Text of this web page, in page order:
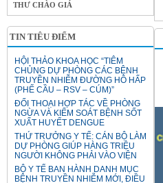
THƯ CHÀO GIÁ
TIN TIÊU ĐIỂM
HỘI THẢO KHOA HỌC “TIÊM
CHỦNG DỰ PHÒNG CÁC BỆNH
TRUYỀN NHIỄM ĐƯỜNG HÔ HẤP
(PHẾ CẦU – RSV – CÚM)”
ĐỐI THOẠI HỢP TÁC VỀ PHÒNG
NGỪA VÀ KIỂM SOÁT BỆNH SỐT
XUẤT HUYẾT DENGUE
THỨ TRƯỞNG Y TẾ: CÁN BỘ LÀM
DỰ PHÒNG GIÚP HÀNG TRIỆU
NGƯỜI KHÔNG PHẢI VÀO VIỆN
BỘ Y TẾ BAN HÀNH DANH MỤC
BỆNH TRUYỀN NHIỄM MỚI, ĐIỀU